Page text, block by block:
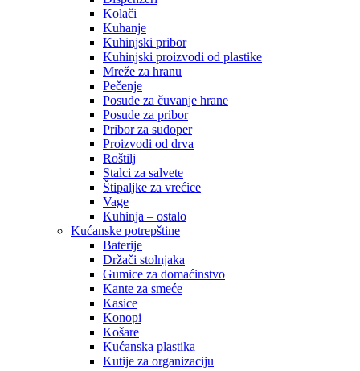
Kolači
Kuhanje
Kuhinjski pribor
Kuhinjski proizvodi od plastike
Mreže za hranu
Pečenje
Posude za čuvanje hrane
Posude za pribor
Pribor za sudoper
Proizvodi od drva
Roštilj
Stalci za salvete
Štipaljke za vrećice
Vage
Kuhinja – ostalo
Kućanske potrepštine
Baterije
Držači stolnjaka
Gumice za domaćinstvo
Kante za smeće
Kasice
Konopi
Košare
Kućanska plastika
Kutije za organizaciju